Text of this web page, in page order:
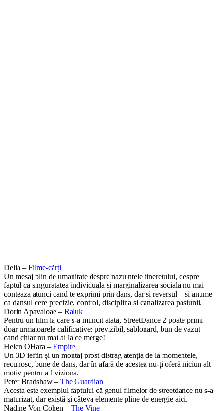
Delia – Filme-cărți
Un mesaj plin de umanitate despre nazuintele tineretului, despre
faptul ca singuratatea individuala si marginalizarea sociala nu mai
conteaza atunci cand te exprimi prin dans, dar si reversul – si anume
ca dansul cere precizie, control, disciplina si canalizarea pasiunii.
Dorin Apavaloae – Raluk
Pentru un film la care s-a muncit atata, StreetDance 2 poate primi
doar urmatoarele calificative: previzibil, sablonard, bun de vazut
cand chiar nu mai ai la ce merge!
Helen OHara – Empire
Un 3D ieftin și un montaj prost distrag atenția de la momentele,
recunosc, bune de dans, dar în afară de acestea nu-ți oferă niciun alt
motiv pentru a-l viziona.
Peter Bradshaw – The Guardian
Acesta este exemplul faptului că genul filmelor de streetdance nu s-a
maturizat, dar există şi câteva elemente pline de energie aici.
Nadine Von Cohen – The Vine